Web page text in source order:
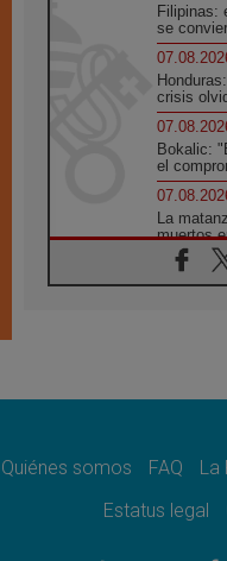
Filipinas:
se
crisis
Bokalic:
el
La
muertos
Tagle: La
como
SIGNIS
07.08.2026
Quiénes somos FAQ La
Estatus legal